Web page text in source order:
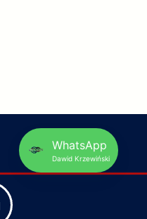
WhatsApp
Dawid Krzewiński